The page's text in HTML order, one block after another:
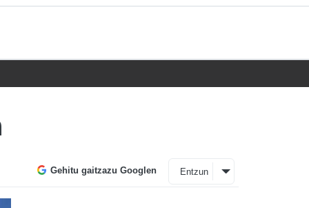
Gehitu gaitzazu Googlen Entzun